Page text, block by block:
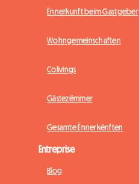
Ënnerkunft beim Gastgeber
Wohngemeinschaften
Colivings
Gästezëmmer
Gesamte Ënnerkënften
Entreprise
Blog